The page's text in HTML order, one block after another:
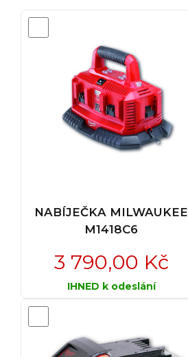
NABÍJEČKA MILWAUKEE
M1418C6
3 790,00 Kč
IHNED k odeslání